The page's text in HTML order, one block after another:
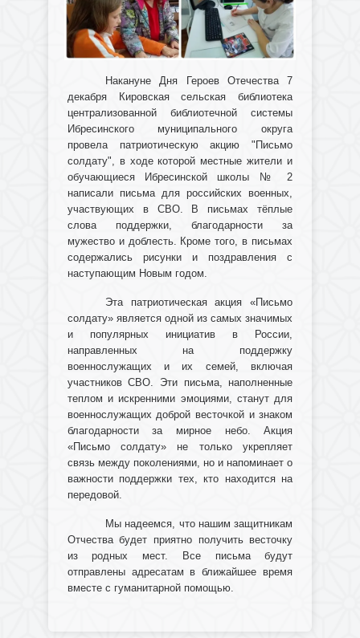
Накануне Дня Героев Отечества 7
декабря Кировская сельская библиотека
централизованной библиотечной системы
Ибресинского муниципального округа
провела патриотическую акцию "Письмо
солдату", в ходе которой местные жители и
обучающиеся Ибресинской школы № 2
написали письма для российских военных,
участвующих в СВО. В письмах тёплые
слова поддержки, благодарности за
мужество и доблесть. Кроме того, в письмах
содержались рисунки и поздравления с
наступающим Новым годом.
Эта патриотическая акция «Письмо
солдату» является одной из самых значимых
и популярных инициатив в России,
направленных на поддержку
военнослужащих и их семей, включая
участников СВО. Эти письма, наполненные
теплом и искренними эмоциями, станут для
военнослужащих доброй весточкой и знаком
благодарности за мирное небо. Акция
«Письмо солдату» не только укрепляет
связь между поколениями, но и напоминает о
важности поддержки тех, кто находится на
передовой.
Мы надеемся, что нашим защитникам
Отчества будет приятно получить весточку
из родных мест. Все письма будут
отправлены адресатам в ближайшее время
вместе с гуманитарной помощью.